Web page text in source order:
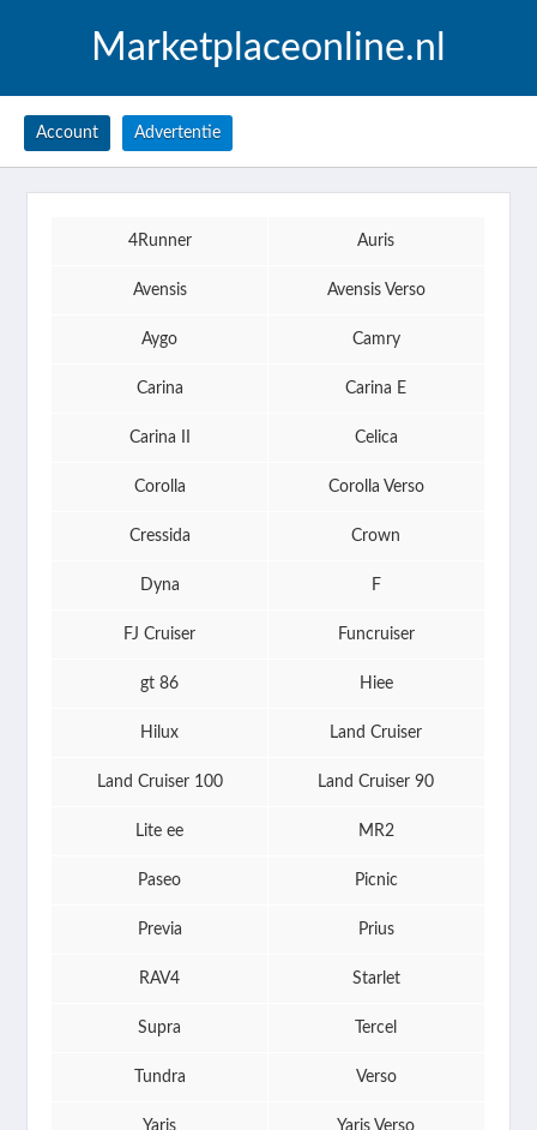
Marketplaceonline.nl
Account Advertentie
4Runner Auris
Avensis Avensis Verso
Aygo Camry
Carina Carina E
Carina II Celica
Corolla Corolla Verso
Cressida Crown
Dyna F
FJ Cruiser Funcruiser
gt 86 Hiee
Hilux Land Cruiser
Land Cruiser 100 Land Cruiser 90
Lite ee MR2
Paseo Picnic
Previa Prius
RAV4 Starlet
Supra Tercel
Tundra Verso
Yaris Yaris Verso